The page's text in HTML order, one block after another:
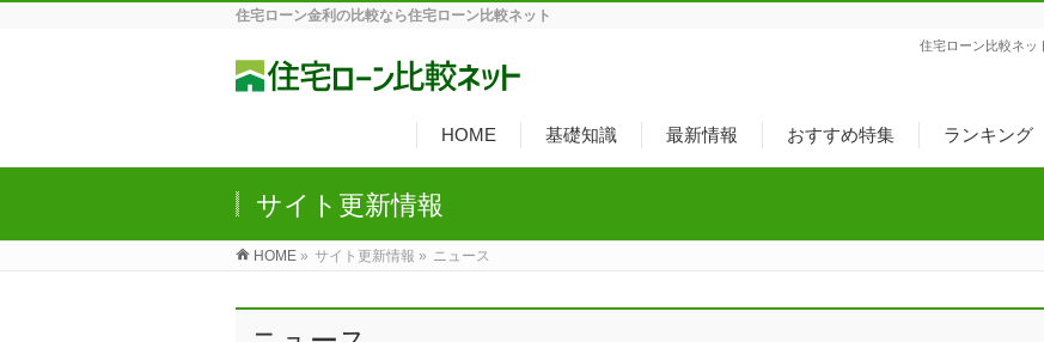
住宅ローン金利の比較なら住宅ローン比較ネット
HOME 基礎知識 最新情報 おすすめ特集 ランキング
住宅ローン比較ネッ
サイト更新情報
HOME » サイト更新情報 » ニュース